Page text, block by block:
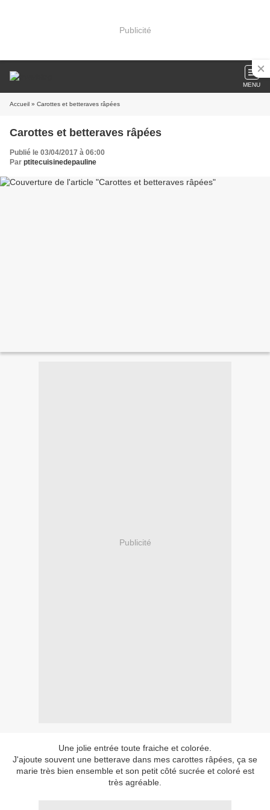
Publicité
MENU
Accueil » Carottes et betteraves râpées
Carottes et betteraves râpées
Publié le 03/04/2017 à 06:00
Par ptitecuisinedepauline
Publicité
Une jolie entrée toute fraiche et colorée.
J'ajoute souvent une betterave dans mes carottes râpées, ça se
marie très bien ensemble et son petit côté sucrée et coloré est
très agréable.